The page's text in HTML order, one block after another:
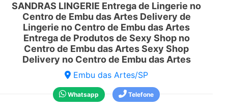
SANDRAS LINGERIE Entrega de Lingerie no
Centro de Embu das Artes Delivery de
Lingerie no Centro de Embu das Artes
Entrega de Produtos de Sexy Shop no
Centro de Embu das Artes Sexy Shop
Delivery no Centro de Embu das Artes
Embu das Artes/SP
Whatsapp Telefone